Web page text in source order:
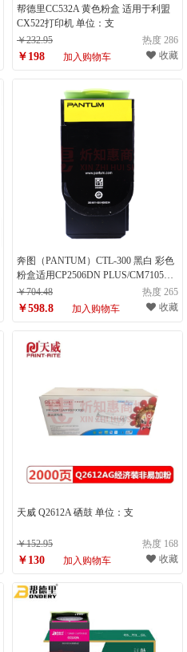
帮德里CC532A 黄色粉盒 适用于利盟
CX522打印机 单位：支
￥232.95
热度 286
￥198 加入购物车 收藏
奔图（PANTUM）CTL-300 黑白 彩色
粉盒适用CP2506DN PLUS/CM7105DN
CTL-300Y黄色粉盒(约1400页)（计量
单位：件）
￥704.48 热度 265
￥598.8 加入购物车 收藏
天威 Q2612A 硒鼓 单位：支
￥152.95 热度 168
￥130 加入购物车 收藏